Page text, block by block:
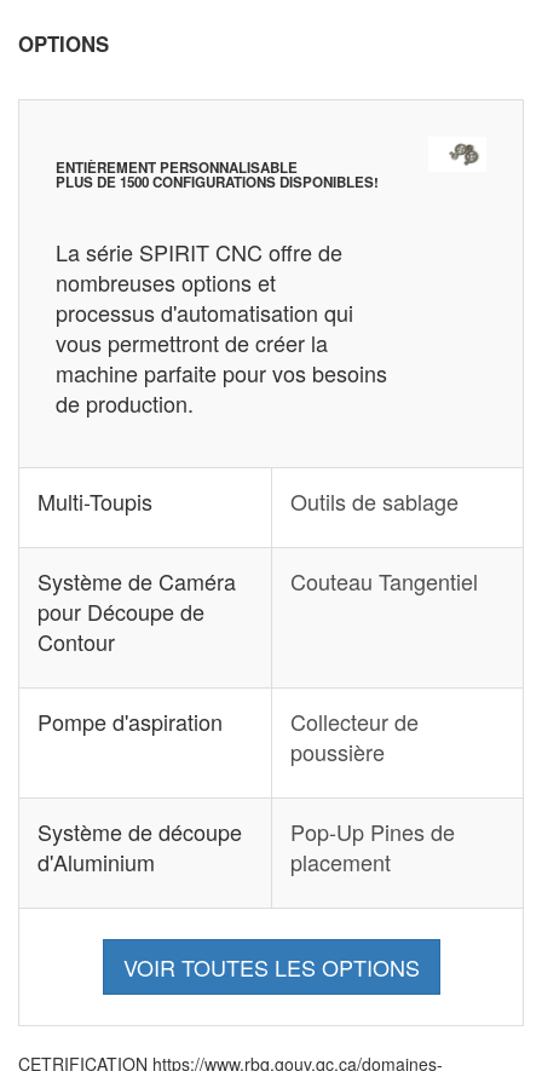
OPTIONS
ENTIÈREMENT PERSONNALISABLE
PLUS DE 1500 CONFIGURATIONS DISPONIBLES!
La série SPIRIT CNC offre de
nombreuses options et
processus d'automatisation qui
vous permettront de créer la
machine parfaite pour vos besoins
de production.
Multi-Toupis Outils de sablage
Système de Caméra
pour Découpe de
Contour
Couteau Tangentiel
Pompe d'aspiration
Collecteur de
poussière
Système de découpe
d'Aluminium
Pop-Up Pines de
placement
VOIR TOUTES LES OPTIONS
CETRIFICATION https://www.rbq.gouv.qc.ca/domaines-